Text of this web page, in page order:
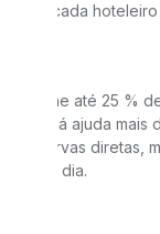
por cada
Ganhe até 25 %
que já ajuda
reservas diretas,
dia a dia.